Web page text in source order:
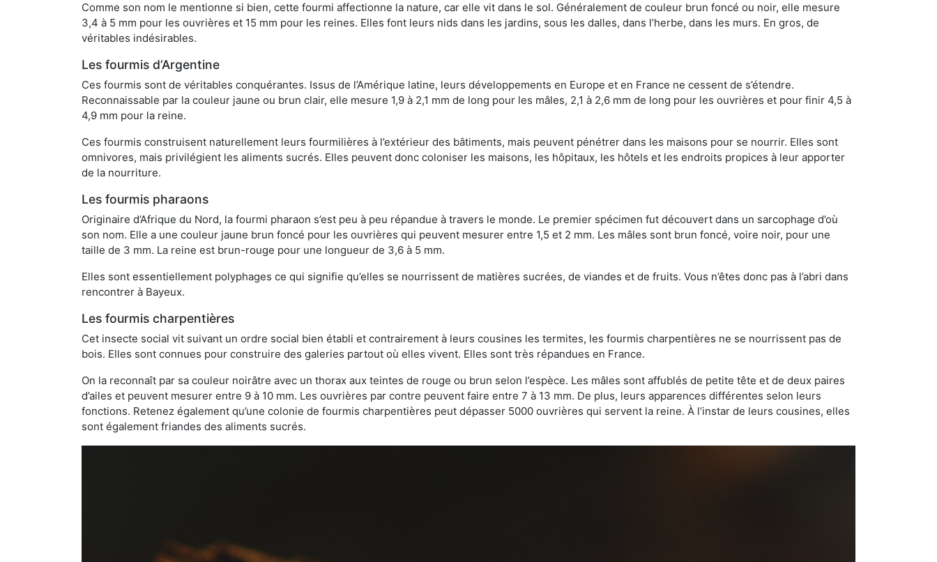
Comme son nom le mentionne si bien, cette fourmi affectionne la nature, car elle vit dans le sol. Généralement de couleur brun foncé ou noir, elle mesure
3,4 à 5 mm pour les ouvrières et 15 mm pour les reines. Elles font leurs nids dans les jardins, sous les dalles, dans l’herbe, dans les murs. En gros, de
véritables indésirables.
Les fourmis d’Argentine
Ces fourmis sont de véritables conquérantes. Issus de l’Amérique latine, leurs développements en Europe et en France ne cessent de s’étendre.
Reconnaissable par la couleur jaune ou brun clair, elle mesure 1,9 à 2,1 mm de long pour les mâles, 2,1 à 2,6 mm de long pour les ouvrières et pour finir 4,5 à
4,9 mm pour la reine.
Ces fourmis construisent naturellement leurs fourmilières à l’extérieur des bâtiments, mais peuvent pénétrer dans les maisons pour se nourrir. Elles sont
omnivores, mais privilégient les aliments sucrés. Elles peuvent donc coloniser les maisons, les hôpitaux, les hôtels et les endroits propices à leur apporter
de la nourriture.
Les fourmis pharaons
Originaire d’Afrique du Nord, la fourmi pharaon s’est peu à peu répandue à travers le monde. Le premier spécimen fut découvert dans un sarcophage d’où
son nom. Elle a une couleur jaune brun foncé pour les ouvrières qui peuvent mesurer entre 1,5 et 2 mm. Les mâles sont brun foncé, voire noir, pour une
taille de 3 mm. La reine est brun-rouge pour une longueur de 3,6 à 5 mm.
Elles sont essentiellement polyphages ce qui signifie qu’elles se nourrissent de matières sucrées, de viandes et de fruits. Vous n’êtes donc pas à l’abri dans
rencontrer à Bayeux.
Les fourmis charpentières
Cet insecte social vit suivant un ordre social bien établi et contrairement à leurs cousines les termites, les fourmis charpentières ne se nourrissent pas de
bois. Elles sont connues pour construire des galeries partout où elles vivent. Elles sont très répandues en France.
On la reconnaît par sa couleur noirâtre avec un thorax aux teintes de rouge ou brun selon l’espèce. Les mâles sont affublés de petite tête et de deux paires
d’ailes et peuvent mesurer entre 9 à 10 mm. Les ouvrières par contre peuvent faire entre 7 à 13 mm. De plus, leurs apparences différentes selon leurs
fonctions. Retenez également qu’une colonie de fourmis charpentières peut dépasser 5000 ouvrières qui servent la reine. À l’instar de leurs cousines, elles
sont également friandes des aliments sucrés.